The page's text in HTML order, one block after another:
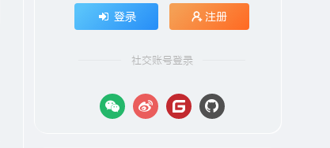
登录 注册
社交账号登录